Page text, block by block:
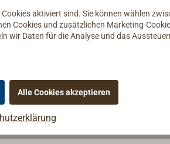
aktiviert sind. Sie können wählen
Cookies und zusätzlichen Marketing-
wir Daten für die Analyse und das
Alle Cookies akzeptieren